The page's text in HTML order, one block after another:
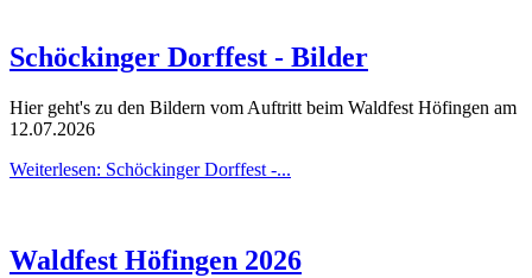
Schöckinger Dorffest - Bilder
Hier geht's zu den Bildern vom Auftritt beim Waldfest Höfingen am
12.07.2026
Weiterlesen: Schöckinger Dorffest -...
Waldfest Höfingen 2026